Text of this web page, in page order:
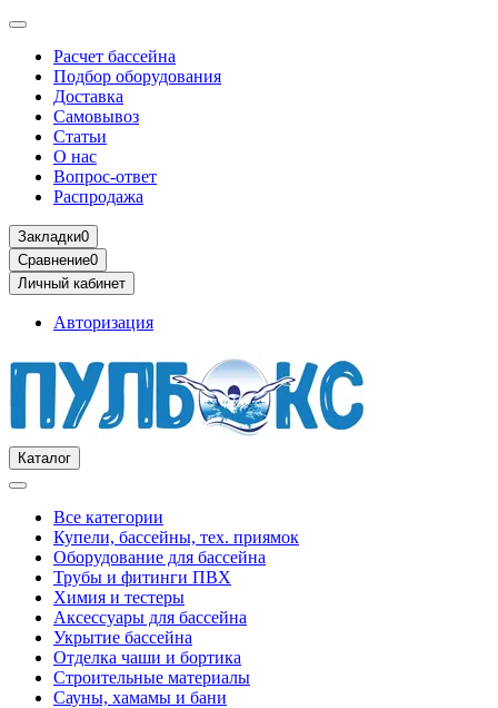
Расчет бассейна
Подбор оборудования
Доставка
Самовывоз
Статьи
О нас
Вопрос-ответ
Распродажа
Закладки0
Сравнение0
Личный кабинет
Авторизация
Каталог
Все категории
Купели, бассейны, тех. приямок
Оборудование для бассейна
Трубы и фитинги ПВХ
Химия и тестеры
Аксессуары для бассейна
Укрытие бассейна
Отделка чаши и бортика
Строительные материалы
Сауны, хамамы и бани